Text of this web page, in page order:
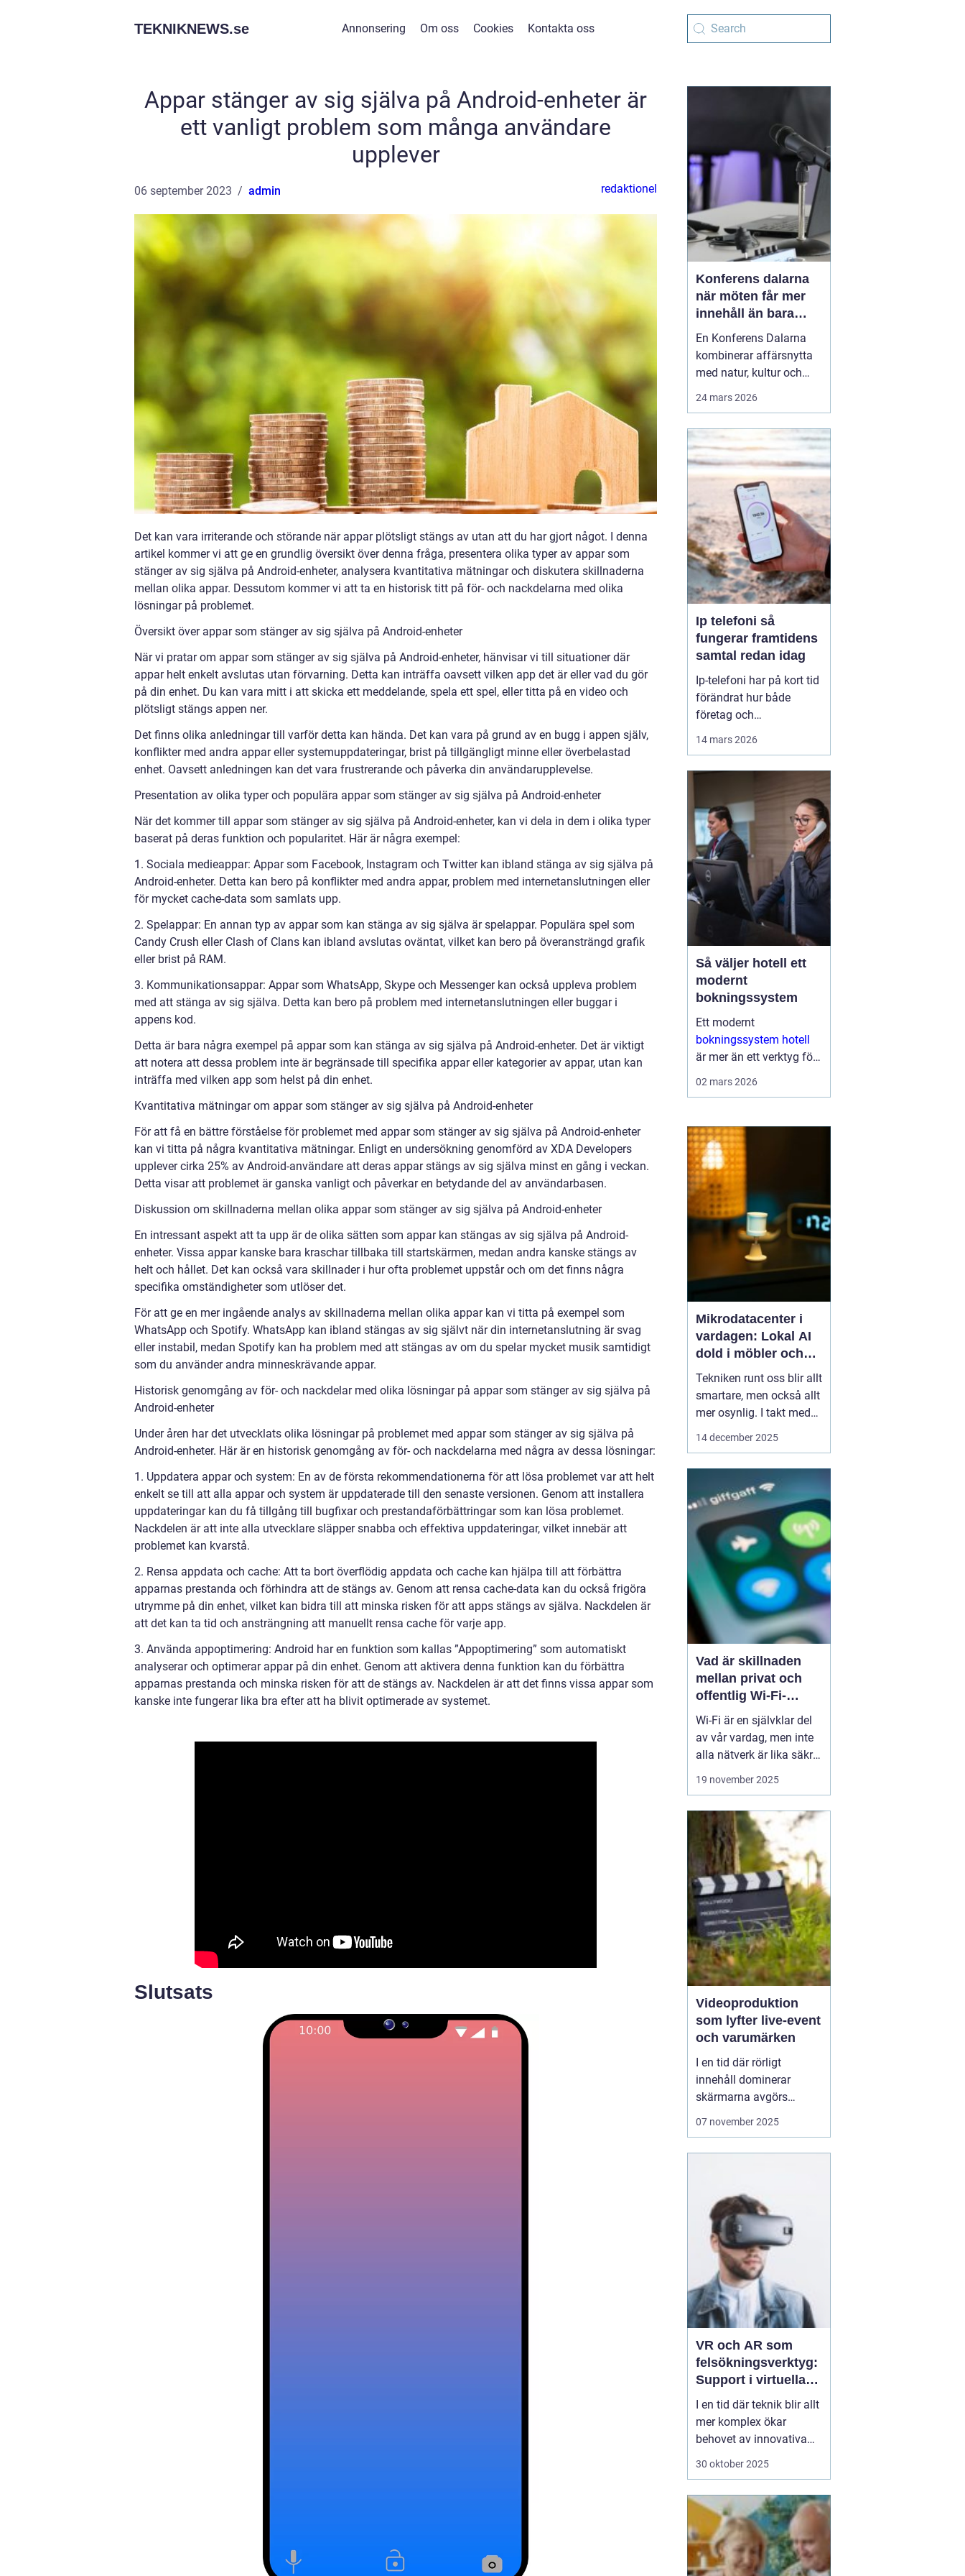
TEKNIKNEWS.se Annonsering Om oss Cookies Kontakta oss
Appar stänger av sig själva på Android-enheter är
ett vanligt problem som många användare
upplever
06 september 2023 admin redaktionel
Det kan vara irriterande och störande när appar plötsligt stängs av utan att du har gjort något. I denna
artikel kommer vi att ge en grundlig översikt över denna fråga, presentera olika typer av appar som
stänger av sig själva på Android-enheter, analysera kvantitativa mätningar och diskutera skillnaderna
mellan olika appar. Dessutom kommer vi att ta en historisk titt på för- och nackdelarna med olika
lösningar på problemet.
Översikt över appar som stänger av sig själva på Android-enheter
När vi pratar om appar som stänger av sig själva på Android-enheter, hänvisar vi till situationer där
appar helt enkelt avslutas utan förvarning. Detta kan inträffa oavsett vilken app det är eller vad du gör
på din enhet. Du kan vara mitt i att skicka ett meddelande, spela ett spel, eller titta på en video och
plötsligt stängs appen ner.
Det finns olika anledningar till varför detta kan hända. Det kan vara på grund av en bugg i appen själv,
konflikter med andra appar eller systemuppdateringar, brist på tillgängligt minne eller överbelastad
enhet. Oavsett anledningen kan det vara frustrerande och påverka din användarupplevelse.
Presentation av olika typer och populära appar som stänger av sig själva på Android-enheter
När det kommer till appar som stänger av sig själva på Android-enheter, kan vi dela in dem i olika typer
baserat på deras funktion och popularitet. Här är några exempel:
1. Sociala medieappar: Appar som Facebook, Instagram och Twitter kan ibland stänga av sig själva på
Android-enheter. Detta kan bero på konflikter med andra appar, problem med internetanslutningen eller
för mycket cache-data som samlats upp.
2. Spelappar: En annan typ av appar som kan stänga av sig själva är spelappar. Populära spel som
Candy Crush eller Clash of Clans kan ibland avslutas oväntat, vilket kan bero på överansträngd grafik
eller brist på RAM.
3. Kommunikationsappar: Appar som WhatsApp, Skype och Messenger kan också uppleva problem
med att stänga av sig själva. Detta kan bero på problem med internetanslutningen eller buggar i
appens kod.
Detta är bara några exempel på appar som kan stänga av sig själva på Android-enheter. Det är viktigt
att notera att dessa problem inte är begränsade till specifika appar eller kategorier av appar, utan kan
inträffa med vilken app som helst på din enhet.
Kvantitativa mätningar om appar som stänger av sig själva på Android-enheter
För att få en bättre förståelse för problemet med appar som stänger av sig själva på Android-enheter
kan vi titta på några kvantitativa mätningar. Enligt en undersökning genomförd av XDA Developers
upplever cirka 25% av Android-användare att deras appar stängs av sig själva minst en gång i veckan.
Detta visar att problemet är ganska vanligt och påverkar en betydande del av användarbasen.
Diskussion om skillnaderna mellan olika appar som stänger av sig själva på Android-enheter
En intressant aspekt att ta upp är de olika sätten som appar kan stängas av sig själva på Android-
enheter. Vissa appar kanske bara kraschar tillbaka till startskärmen, medan andra kanske stängs av
helt och hållet. Det kan också vara skillnader i hur ofta problemet uppstår och om det finns några
specifika omständigheter som utlöser det.
För att ge en mer ingående analys av skillnaderna mellan olika appar kan vi titta på exempel som
WhatsApp och Spotify. WhatsApp kan ibland stängas av sig självt när din internetanslutning är svag
eller instabil, medan Spotify kan ha problem med att stängas av om du spelar mycket musik samtidigt
som du använder andra minneskrävande appar.
Historisk genomgång av för- och nackdelar med olika lösningar på appar som stänger av sig själva på
Android-enheter
Under åren har det utvecklats olika lösningar på problemet med appar som stänger av sig själva på
Android-enheter. Här är en historisk genomgång av för- och nackdelarna med några av dessa lösningar:
1. Uppdatera appar och system: En av de första rekommendationerna för att lösa problemet var att helt
enkelt se till att alla appar och system är uppdaterade till den senaste versionen. Genom att installera
uppdateringar kan du få tillgång till bugfixar och prestandaförbättringar som kan lösa problemet.
Nackdelen är att inte alla utvecklare släpper snabba och effektiva uppdateringar, vilket innebär att
problemet kan kvarstå.
2. Rensa appdata och cache: Att ta bort överflödig appdata och cache kan hjälpa till att förbättra
apparnas prestanda och förhindra att de stängs av. Genom att rensa cache-data kan du också frigöra
utrymme på din enhet, vilket kan bidra till att minska risken för att apps stängs av själva. Nackdelen är
att det kan ta tid och ansträngning att manuellt rensa cache för varje app.
3. Använda appoptimering: Android har en funktion som kallas ”Appoptimering” som automatiskt
analyserar och optimerar appar på din enhet. Genom att aktivera denna funktion kan du förbättra
apparnas prestanda och minska risken för att de stängs av. Nackdelen är att det finns vissa appar som
kanske inte fungerar lika bra efter att ha blivit optimerade av systemet.
Slutsats
Konferens dalarna
när möten får mer
innehåll än bara
agendan
En Konferens Dalarna
kombinerar affärsnytta
med natur, kultur och
Regionen lockar med
kort restid från
storstäderna, tydlig
årstidskänsla, stark lokal
matkultur och en miljö
som gör det lättare fö...
24 mars 2026
Ip telefoni så
fungerar framtidens
samtal redan idag
Ip-telefoni har på kort tid
förändrat hur både
företag och
går samtalen via
internet. Kostnaderna
sjunker, flexibiliteten
ökar och möjligheterna
att bygga ...
14 mars 2026
Så väljer hotell ett
modernt
bokningssystem
Ett modernt
bokningssystem hotell
är mer än ett verktyg för
verksamheten. Här
hanteras bokningar,
incheckning, betalningar,
gäs...
02 mars 2026
Mikrodatacenter i
vardagen: Lokal AI
dold i möbler och
lampor
Tekniken runt oss blir allt
smartare, men också allt
mer osynlig. I takt med
att lokal AI flyttar från
förändras hur vi tänker
kring beräkning,
integritet och k...
14 december 2025
Vad är skillnaden
mellan privat och
offentlig Wi-Fi-
säkerhet?
Wi-Fi är en självklar del
av vår vardag, men inte
alla nätverk är lika säkra.
Privata nätverk hemma
över vilka som får
ansluta, medan
offentliga Wi-Fi-nät...
19 november 2025
Videoproduktion
som lyfter live-event
och varumärken
I en tid där rörligt
innehåll dominerar
skärmarna avgörs
mycket av kvaliteten på
tydligt och minnesvä...
07 november 2025
VR och AR som
felsökningsverktyg:
Support i virtuella
miljöer
I en tid där teknik blir allt
mer komplex ökar
behovet av innovativa
sätt att ge support. VR
erbjuder nya möjligheter
för felsökning, där
supportpersonal...
30 oktober 2025